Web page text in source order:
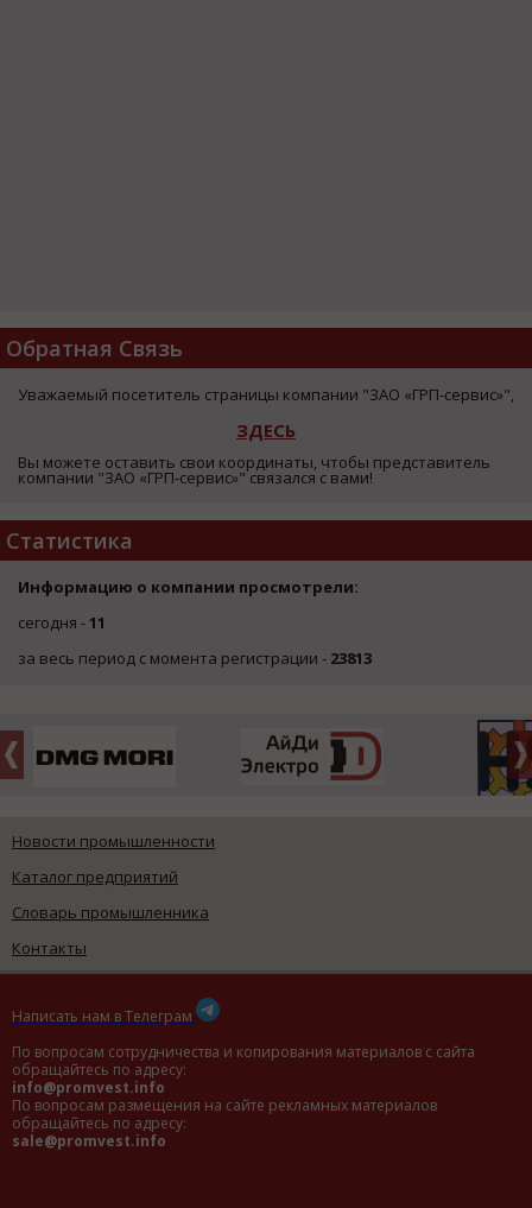
Обратная Связь
Уважаемый посетитель страницы компании "ЗАО «ГРП-сервис»",
ЗДЕСЬ
Вы можете оставить свои координаты, чтобы представитель
компании "ЗАО «ГРП-сервис»" связался с вами!
Статистика
Информацию о компании просмотрели:
сегодня -11
за весь период с момента регистрации - 23813
Новости промышленности
Каталог предприятий
Словарь промышленника
Контакты
Написать нам в Телеграм
По вопросам сотрудничества и копирования материалов с сайта
обращайтесь по адресу:
info@promvest.info
По вопросам размещения на сайте рекламных материалов
обращайтесь по адресу:
sale@promvest.info